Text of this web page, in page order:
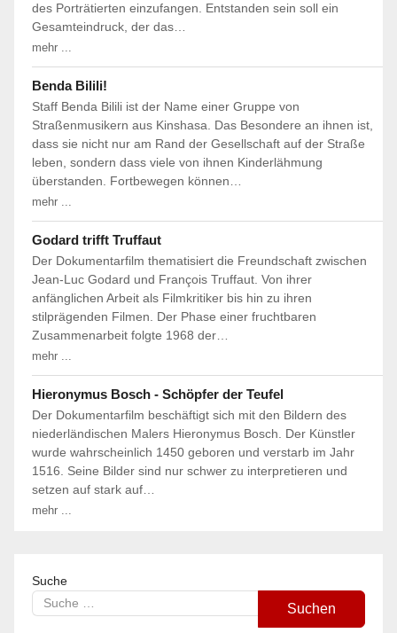
des Porträtierten einzufangen. Entstanden sein soll ein
Gesamteindruck, der das…
mehr ...
Benda Bilili!
Staff Benda Bilili ist der Name einer Gruppe von
Straßenmusikern aus Kinshasa. Das Besondere an ihnen ist,
dass sie nicht nur am Rand der Gesellschaft auf der Straße
leben, sondern dass viele von ihnen Kinderlähmung
überstanden. Fortbewegen können…
mehr ...
Godard trifft Truffaut
Der Dokumentarfilm thematisiert die Freundschaft zwischen
Jean-Luc Godard und François Truffaut. Von ihrer
anfänglichen Arbeit als Filmkritiker bis hin zu ihren
stilprägenden Filmen. Der Phase einer fruchtbaren
Zusammenarbeit folgte 1968 der…
mehr ...
Hieronymus Bosch - Schöpfer der Teufel
Der Dokumentarfilm beschäftigt sich mit den Bildern des
niederländischen Malers Hieronymus Bosch. Der Künstler
wurde wahrscheinlich 1450 geboren und verstarb im Jahr
1516. Seine Bilder sind nur schwer zu interpretieren und
setzen auf stark auf…
mehr ...
Suche
Suchen